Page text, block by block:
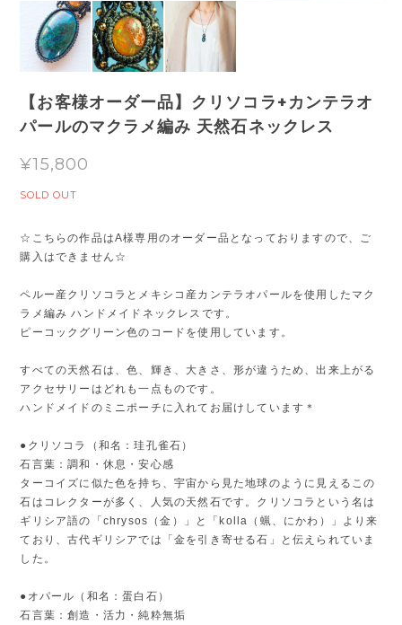
【お客様オーダー品】クリソコラ+カンテラオ
パールのマクラメ編み 天然石ネックレス
¥15,800
SOLD OUT
☆こちらの作品はA様専用のオーダー品となっておりますので、ご
購入はできません☆
ペルー産クリソコラとメキシコ産カンテラオパールを使用したマク
ラメ編み ハンドメイドネックレスです。
ピーコックグリーン色のコードを使用しています。
すべての天然石は、色、輝き、大きさ、形が違うため、出来上がる
アクセサリーはどれも一点ものです。
ハンドメイドのミニポーチに入れてお届けしています＊
●クリソコラ（和名：珪孔雀石）
石言葉：調和・休息・安心感
ターコイズに似た色を持ち、宇宙から見た地球のように見えるこの
石はコレクターが多く、人気の天然石です。クリソコラという名は
ギリシア語の「chrysos（金）」と「kolla（蝋、にかわ）」より来
ており、古代ギリシアでは「金を引き寄せる石」と伝えられていま
した。
●オパール（和名：蛋白石）
石言葉：創造・活力・純粋無垢